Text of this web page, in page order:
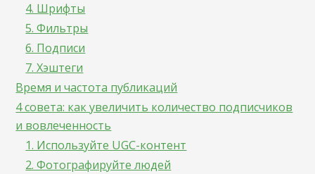
4. Шрифты
5. Фильтры
6. Подписи
7. Хэштеги
Время и частота публикаций
4 совета: как увеличить количество подписчиков
и вовлеченность
1. Используйте UGC-контент
2. Фотографируйте людей